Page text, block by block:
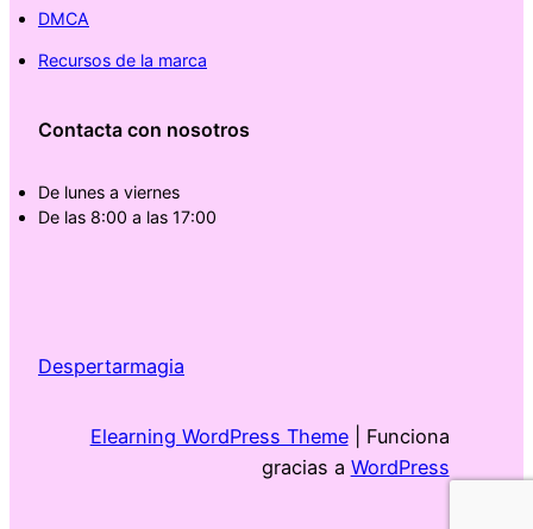
DMCA
Recursos de la marca
Contacta con nosotros
De lunes a viernes
De las 8:00 a las 17:00
Despertarmagia
Elearning WordPress Theme| Funciona
gracias a WordPress